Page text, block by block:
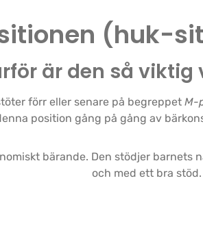
(huk-
är den så viktig
förr eller senare på begreppet M-
position gång på gång av
bärande. Den stödjer
och med ett bra stöd.